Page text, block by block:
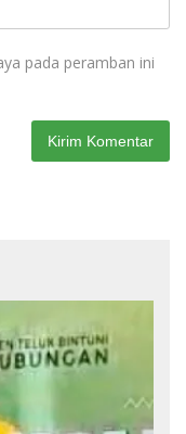
pada peramban ini